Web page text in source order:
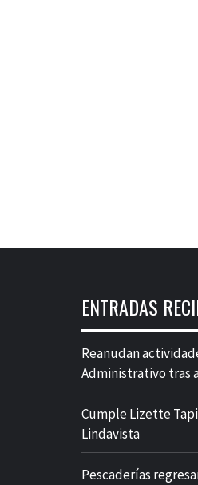
ENTRADAS
Reanudan
Administrativo tras
Cumple Lizette
Lindavista
Pescaderías